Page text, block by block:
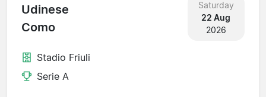
Udinese
Como
Saturday
22 Aug
2026
Stadio Friuli
Serie A